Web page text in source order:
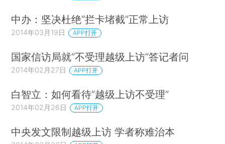
中办：坚决杜绝“拦卡堵截”正常上访
2014年03月19日 APP打开
国家信访局就“不受理越级上访”答记者问
2014年02月27日 APP打开
白智立：如何看待“越级上访不受理”
2014年02月26日 APP打开
中央发文限制越级上访 学者称难治本